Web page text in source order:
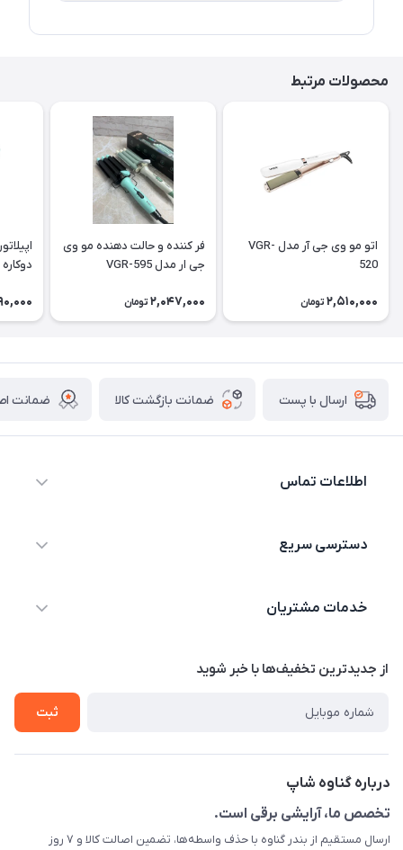
محصولات مرتبط
اتو مو وی جی آر مدل VGR-
520
2,510,000 تومان
فر کننده و حالت دهنده مو وی
جی ار مدل VGR-595
2,047,000 تومان
دوکاره
ارسال با پست ضمانت بازگشت کالا ضمانت
اطلاعات تماس
دسترسی سریع
راهنما
ارسال کالا
تست و مرجوعی
رهگیری مرسولات پستی
خدمات مشتریان
راهنما
از جدید‌ترین تخفیف‌ها با‌ خبر شوید
ثبت
درباره گناوه شاپ
تخصص ما، آرایشی برقی است.
ارسال مستقیم از بندر گناوه با حذف واسطه‌ها، تضمین اصالت کالا و ۷ روز